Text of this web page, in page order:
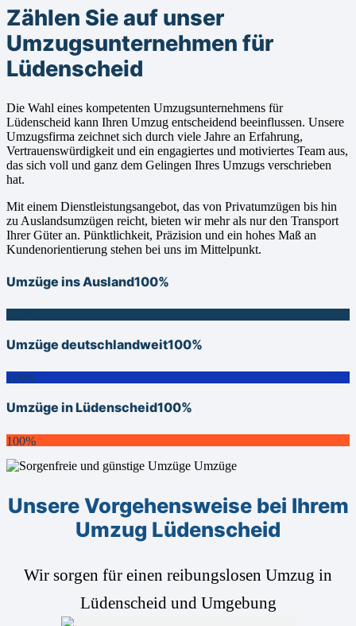
Zählen Sie auf unser
Umzugsunternehmen für
Lüdenscheid
Die Wahl eines kompetenten Umzugsunternehmens für
Lüdenscheid kann Ihren Umzug entscheidend beeinflussen. Unsere
Umzugsfirma zeichnet sich durch viele Jahre an Erfahrung,
Vertrauenswürdigkeit und ein engagiertes und motiviertes Team aus,
das sich voll und ganz dem Gelingen Ihres Umzugs verschrieben
hat.
Mit einem Dienstleistungsangebot, das von Privatumzügen bis hin
zu Auslandsumzügen reicht, bieten wir mehr als nur den Transport
Ihrer Güter an. Pünktlichkeit, Präzision und ein hohes Maß an
Kundenorientierung stehen bei uns im Mittelpunkt.
Umzüge ins Ausland100%
Umzüge deutschlandweit100%
100%
Umzüge in Lüdenscheid100%
100%
Unsere Vorgehensweise bei Ihrem
Umzug Lüdenscheid
Wir sorgen für einen reibungslosen Umzug in
Lüdenscheid und Umgebung